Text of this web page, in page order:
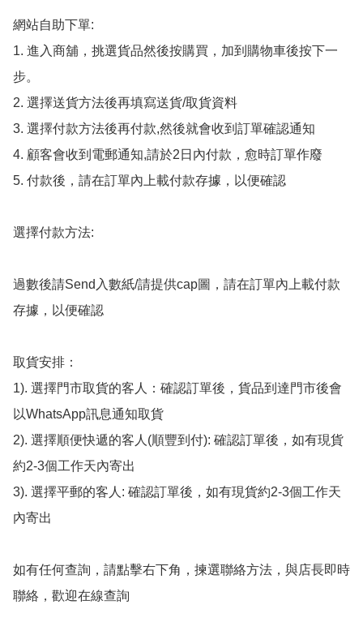
網站自助下單:
1. 進入商舖，挑選貨品然後按購買，加到購物車後按下一
步。
2. 選擇送貨方法後再填寫送貨/取貨資料
3. 選擇付款方法後再付款,然後就會收到訂單確認通知
4. 顧客會收到電郵通知,請於2日內付款，愈時訂單作廢
5. 付款後，請在訂單內上載付款存據，以便確認
選擇付款方法:
過數後請Send入數紙/請提供cap圖，請在訂單內上載付款
存據，以便確認
取貨安排：
1). 選擇門市取貨的客人：確認訂單後，貨品到達門市後會
以WhatsApp訊息通知取貨
2). 選擇順便快遞的客人(順豐到付): 確認訂單後，如有現貨
約2-3個工作天內寄出
3). 選擇平郵的客人: 確認訂單後，如有現貨約2-3個工作天
內寄出
如有任何查詢，請點擊右下角，揀選聯絡方法，與店長即時
聯絡，歡迎在線查詢